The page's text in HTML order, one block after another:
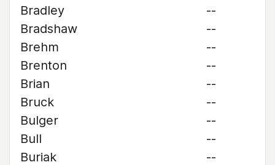
Bradley
--
Bradshaw
--
Brehm
--
Brenton
--
Brian
--
Bruck
--
Bulger
--
Bull
--
Buriak
--